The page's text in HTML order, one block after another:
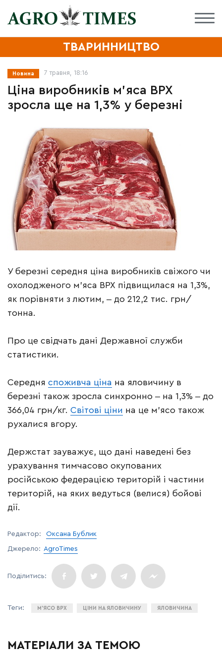
ТВАРИННИЦТВО
Новина 7 травня, 18:16
Ціна виробників м'яса ВРХ
зросла ще на 1,3% у березні
У березні середня ціна виробників свіжого чи
охолодженого м’яса ВРХ підвищилася на 1,3%,
як порівняти з лютим, ‒ до 212,2 тис. грн/
тонна.
Про це свідчать дані Державної служби
статистики.
Середня споживча ціна на яловичину в
березні також зросла синхронно ‒ на 1,3% ‒ до
366,04 грн/кг. Світові ціни на це м’ясо також
рухалися вгору.
Держстат зауважує, що дані наведені без
урахування тимчасово окупованих
російською федерацією територій і частини
територій, на яких ведуться (велися) бойові
дії.
Редактор: Оксана Бублик
Джерело: AgroTimes
М’ЯСО ВРХ ЦІНИ НА ЯЛОВИЧИНУ ЯЛОВИЧИНА
МАТЕРІАЛИ ЗА ТЕМОЮ